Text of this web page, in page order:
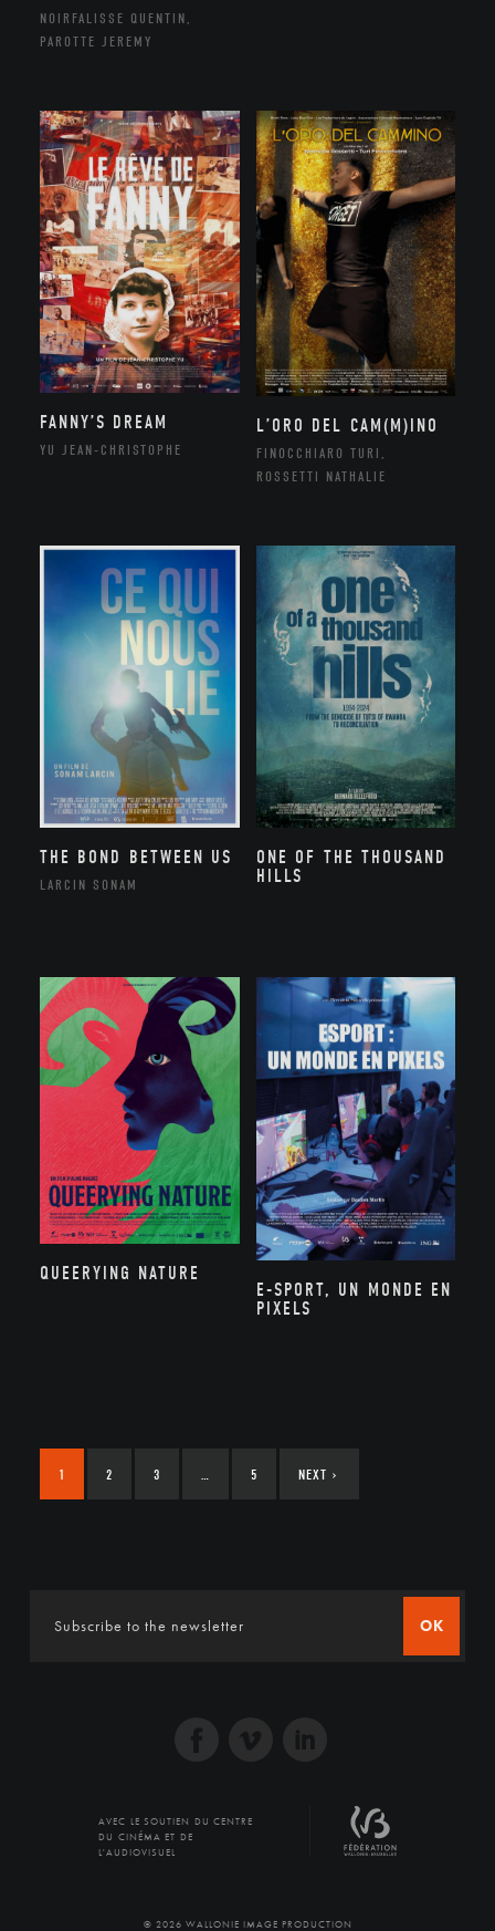
NOIRFALISSE QUENTIN,
PAROTTE JEREMY
FANNY’S DREAM
YU JEAN-CHRISTOPHE
L’ORO DEL CAM(M)INO
FINOCCHIARO TURI,
ROSSETTI NATHALIE
THE BOND BETWEEN US
LARCIN SONAM
ONE OF THE THOUSAND
HILLS
QUEERYING NATURE
E-SPORT, UN MONDE EN
PIXELS
1 2 3 5 NEXT ›
OK
AVEC LE SOUTIEN DU CENTRE
DU CINÉMA ET DE
L'AUDIOVISUEL
© 2026 WALLONIE IMAGE PRODUCTION